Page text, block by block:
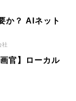
か？ AIネット
社
官】ローカル